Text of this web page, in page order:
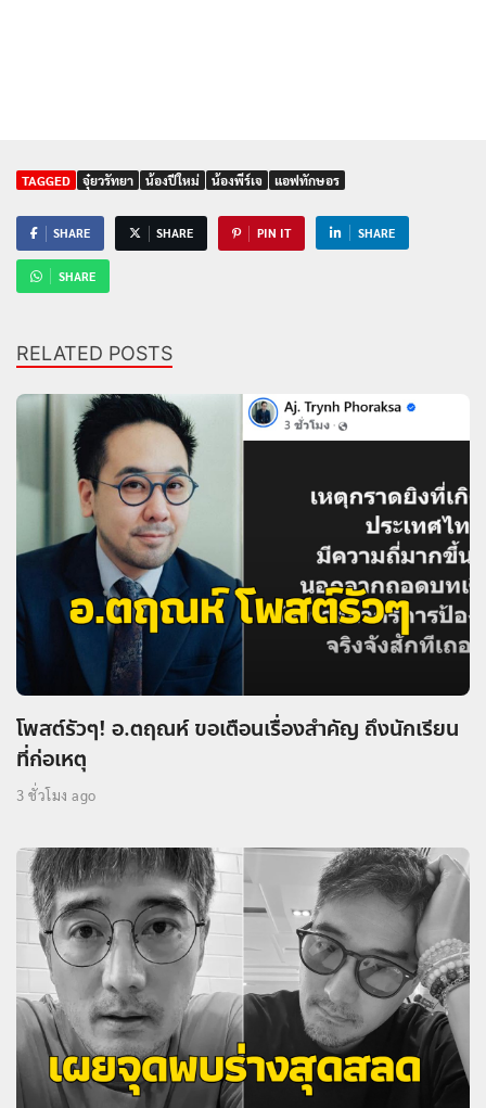
TAGGED จุ๋ยวรัทยา น้องปีใหม่ น้องพีร์เจ แอฟทักษอร
SHARE SHARE PIN IT SHARE
SHARE
RELATED POSTS
โพสต์รัวๆ! อ.ตฤณห์ ขอเตือนเรื่องสำคัญ ถึงนักเรียน
ที่ก่อเหตุ
3 ชั่วโมง ago